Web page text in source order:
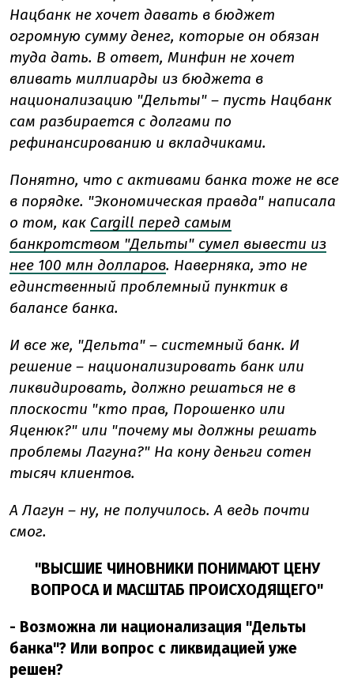
Нацбанк не хочет давать в бюджет
огромную сумму денег, которые он обязан
туда дать. В ответ, Минфин не хочет
вливать миллиарды из бюджета в
национализацию "Дельты" – пусть Нацбанк
сам разбирается с долгами по
рефинансированию и вкладчиками.
Понятно, что с активами банка тоже не все
в порядке. "Экономическая правда" написала
о том, как Cargill перед самым
банкротством "Дельты" сумел вывести из
нее 100 млн долларов. Наверняка, это не
единственный проблемный пунктик в
балансе банка.
И все же, "Дельта" – системный банк. И
решение – национализировать банк или
ликвидировать, должно решаться не в
плоскости "кто прав, Порошенко или
Яценюк?" или "почему мы должны решать
проблемы Лагуна?" На кону деньги сотен
тысяч клиентов.
А Лагун – ну, не получилось. А ведь почти
смог.
"ВЫСШИЕ ЧИНОВНИКИ ПОНИМАЮТ ЦЕНУ
ВОПРОСА И МАСШТАБ ПРОИСХОДЯЩЕГО"
- Возможна ли национализация "Дельты
банка"? Или вопрос с ликвидацией уже
решен?